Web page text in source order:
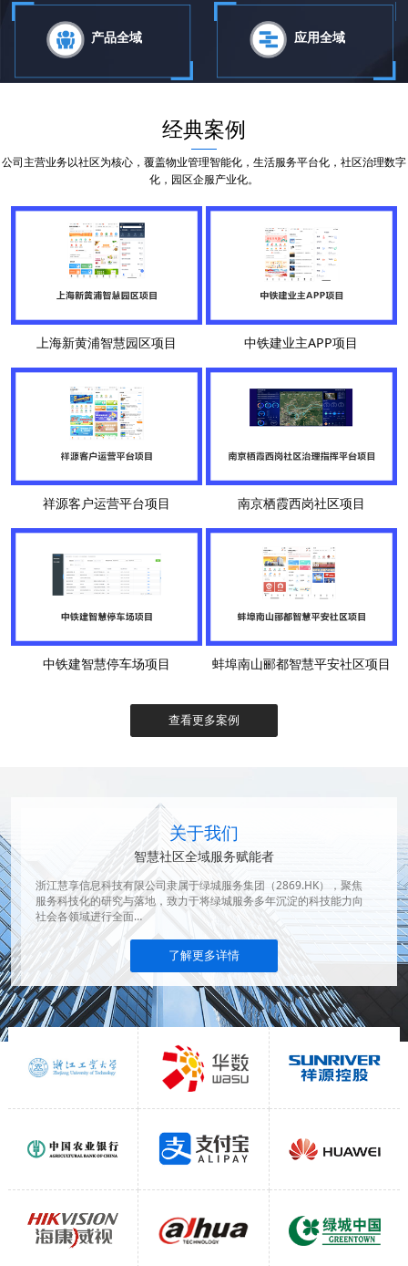
产品全域 应用全域
经典案例
公司主营业务以社区为核心，覆盖物业管理智能化，生活服务平台化，社区治理数字
化，园区企服产业化。
上海新黄浦智慧园区项目 中铁建业主APP项目
祥源客户运营平台项目 南京栖霞西岗社区项目
中铁建智慧停车场项目 蚌埠南山郦都智慧平安社区项目
查看更多案例
关于我们
智慧社区全域服务赋能者
浙江慧享信息科技有限公司隶属于绿城服务集团（2869.HK），聚焦
服务科技化的研究与落地，致力于将绿城服务多年沉淀的科技能力向
社会各领域进行全面…
了解更多详情